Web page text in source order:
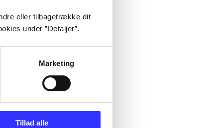
eller tilbagetrække dit
under ”Detaljer”.
Marketing
Tillad alle